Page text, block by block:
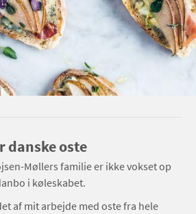
danske oste
Møllers familie er ikke vokset op
i køleskabet.
af mit arbejde med oste fra hele